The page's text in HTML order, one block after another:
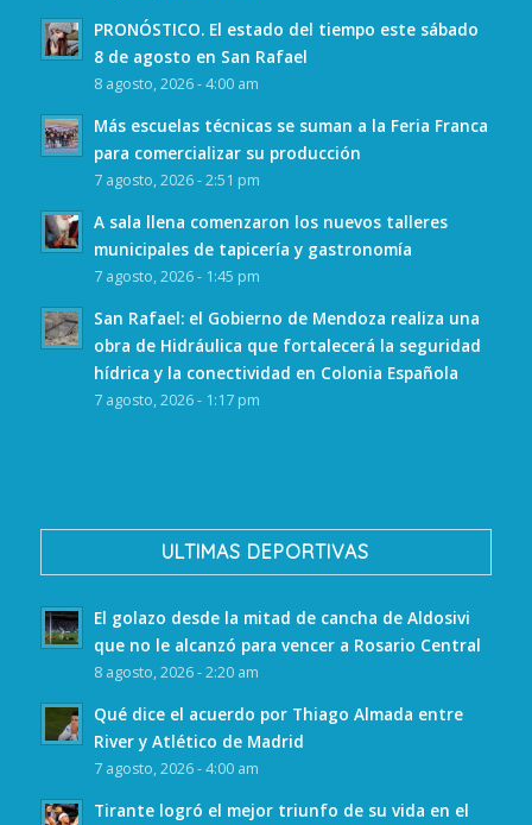
PRONÓSTICO. El estado del tiempo este sábado
8 de agosto en San Rafael
8 agosto, 2026 - 4:00 am
Más escuelas técnicas se suman a la Feria Franca
para comercializar su producción
7 agosto, 2026 - 2:51 pm
A sala llena comenzaron los nuevos talleres
municipales de tapicería y gastronomía
7 agosto, 2026 - 1:45 pm
San Rafael: el Gobierno de Mendoza realiza una
obra de Hidráulica que fortalecerá la seguridad
hídrica y la conectividad en Colonia Española
7 agosto, 2026 - 1:17 pm
ULTIMAS DEPORTIVAS
El golazo desde la mitad de cancha de Aldosivi
que no le alcanzó para vencer a Rosario Central
8 agosto, 2026 - 2:20 am
Qué dice el acuerdo por Thiago Almada entre
River y Atlético de Madrid
7 agosto, 2026 - 4:00 am
Tirante logró el mejor triunfo de su vida en el